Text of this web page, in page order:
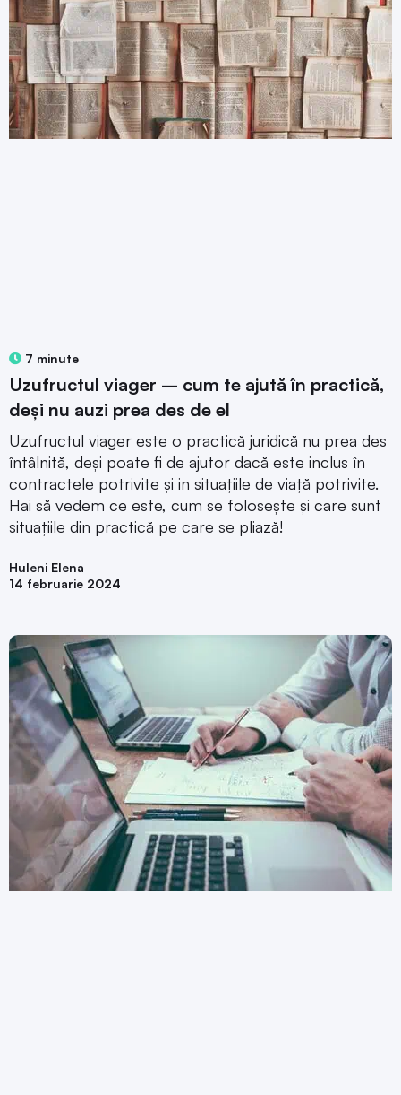
7 minute
Uzufructul viager – cum te ajută în practică,
deși nu auzi prea des de el
Uzufructul viager este o practică juridică nu prea des
întâlnită, deși poate fi de ajutor dacă este inclus în
contractele potrivite și in situațiile de viață potrivite.
Hai să vedem ce este, cum se folosește și care sunt
situațiile din practică pe care se pliază!
Huleni Elena
14 februarie 2024